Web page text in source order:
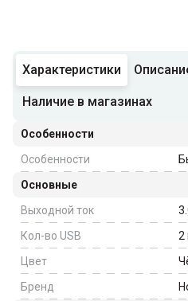
Характеристики
Наличие в магазинах
Особенности
Особенности
Основные
Выходной ток
Кол-во USB
2
Цвет
Бренд